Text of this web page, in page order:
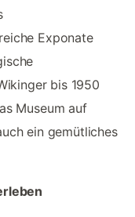
Exponate
bis 1950
Museum auf
ein gemütliches